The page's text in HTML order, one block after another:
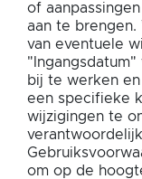
of
aan te
van eventuele
bij te werken
een specifieke
wijzigingen te
om op de